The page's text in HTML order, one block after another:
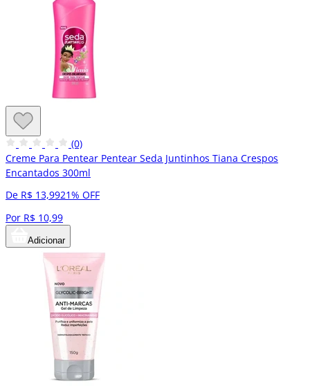
(0)
Creme Para Pentear Pentear Seda Juntinhos Tiana Crespos
Encantados 300ml
De R$ 13,9921% OFF
Por R$ 10,99
Adicionar